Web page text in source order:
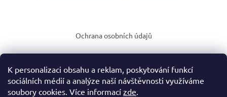
K personalizaci obsahu a reklam, poskytování funkcí
sociálních médií a analýze naší návštěvnosti využíváme
soubory cookies. Více informací zde.
a
Ochrana osobních údajů